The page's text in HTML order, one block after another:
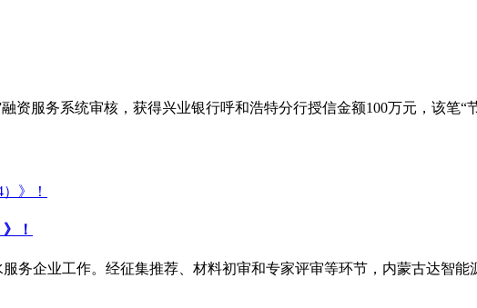
资服务系统审核，获得兴业银行呼和浩特分行授信金额100万元，该笔
！
务企业工作。经征集推荐、材料初审和专家评审等环节，内蒙古达智